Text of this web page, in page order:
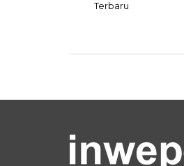
Terbaru